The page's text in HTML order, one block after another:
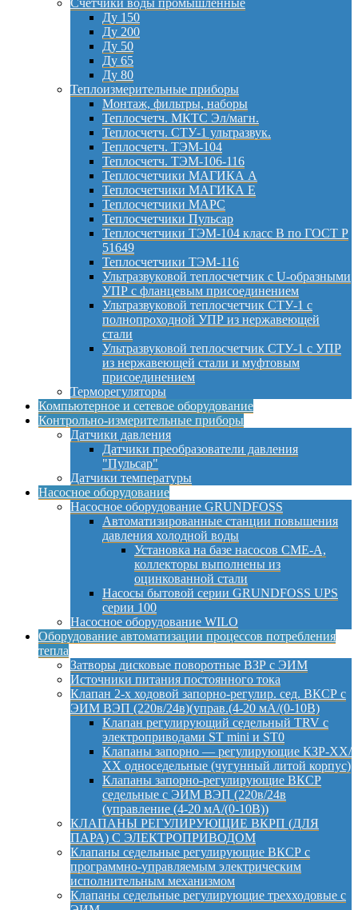
Счетчики воды промышленные
Ду 150
Ду 200
Ду 50
Ду 65
Ду 80
Теплоизмерительные приборы
Монтаж, фильтры, наборы
Теплосчетч. МКТС Эл/магн.
Теплосчетч. СТУ-1 ультразвук.
Теплосчетч. ТЭМ-104
Теплосчетч. ТЭМ-106-116
Теплосчетчики МАГИКА А
Теплосчетчики МАГИКА Е
Теплосчетчики МАРС
Теплосчетчики Пульсар
Теплосчетчики ТЭМ-104 класс B по ГОСТ Р
51649
Теплосчетчики ТЭМ-116
Ультразвуковой теплосчетчик с U-образными
УПР с фланцевым присоединением
Ультразвуковой теплосчетчик СТУ-1 с
полнопроходной УПР из нержавеющей
стали
Ультразвуковой теплосчетчик СТУ-1 с УПР
из нержавеющей стали и муфтовым
присоединением
Терморегуляторы
Компьютерное и сетевое оборудование
Контрольно-измерительные приборы
Датчики давления
Датчики преобразователи давления
"Пульсар"
Датчики температуры
Насосное оборудование
Насосное оборудование GRUNDFOSS
Автоматизированные станции повышения
давления холодной воды
Установка на базе насосов CME-A,
коллекторы выполнены из
оцинкованной стали
Насосы бытовой серии GRUNDFOSS UPS
серии 100
Насосное оборудование WILO
Оборудование автоматизации процессов потребления
тепла
Затворы дисковые поворотные ВЗР с ЭИМ
Источники питания постоянного тока
Клапан 2-х ходовой запорно-регулир. сед. ВКСР с
ЭИМ ВЭП (220в/24в)(управ.(4-20 мА/(0-10В)
Клапан регулирующий седельный TRV с
электроприводами ST mini и ST0
Клапаны запорно — регулирующие КЗР-ХХ/
ХХ односедельные (чугунный литой корпус)
Клапаны запорно-регулирующие ВКСР
седельные с ЭИМ ВЭП (220в/24в
(управление (4-20 мА/(0-10В))
КЛАПАНЫ РЕГУЛИРУЮЩИЕ ВКРП (ДЛЯ
ПАРА) С ЭЛЕКТРОПРИВОДОМ
Клапаны седельные регулирующие ВКСР с
программно-управляемым электрическим
исполнительным механизмом
Клапаны седельные регулирующие трехходовые с